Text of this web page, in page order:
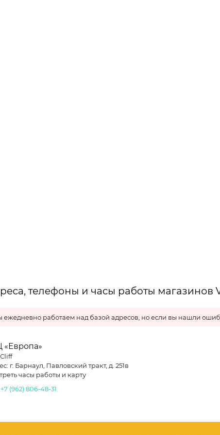
телефоны и часы работы магазинов
ежедневно работаем над базой адресов, но если вы нашли
«Европа»
г. Барнаул, Павловский тракт, д. 251в
часы работы и карту
+7 (962) 806-48-31